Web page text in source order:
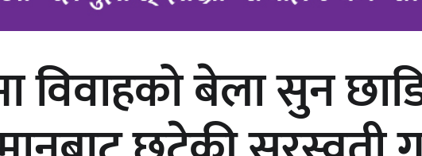
गर्दै सम्राट
चलचित्र ‘माया भनेकै
गीत सार्वजनिक
विवाहको बेला सुन